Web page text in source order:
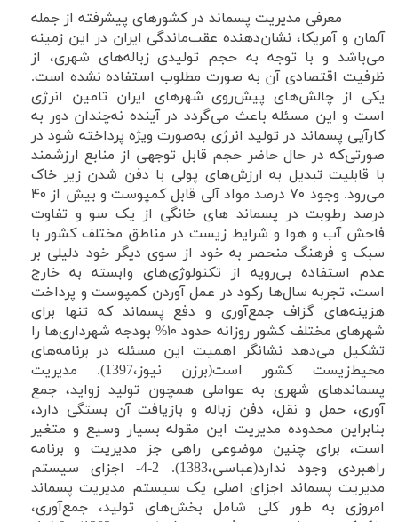
معرفی مدیریت پسماند در کشورهای پیشرفته از جمله
آلمان و آمریکا، نشان‌دهنده عقب‌ماندگی ایران در این زمینه
می‌باشد و با توجه به حجم تولیدی زباله‌های شهری، از
ظرفیت اقتصادی آن به صورت مطلوب استفاده نشده است.
یکی از چالش‌های پیش‌روی شهرهای ایران تامین انرژی
است و این مسئله باعث می‌گردد در آینده نه‌چندان دور به
کارآیی پسماند در تولید انرژی به‌صورت ویژه پرداخته شود در
صورتی‌که در حال حاضر حجم قابل توجهی از منابع ارزشمند
با قابلیت تبدیل به ارزش‌های پولی با دفن شدن زیر خاک
می‌رود. وجود ۷۰درصد مواد آلی قابل کمپوست و بیش از ۴۰
درصد رطوبت در پسماند های خانگی از یک سو و تفاوت
فاحش آب و هوا و شرایط زیست در مناطق مختلف کشور با
سبک و فرهنگ منحصر به خود از سوی دیگر خود دلیلی بر
عدم استفاده بی‌رویه از تکنولوژی‌های وابسته به خارج
است، تجربه سال‌ها رکود در عمل آوردن کمپوست و پرداخت
هزینه‌های گزاف جمع‌آوری و دفع پسماند که تنها برای
شهرهای مختلف کشور روزانه حدود ۱۰%
بودجه شهرداری‌ها را
تشکیل می‌دهد نشانگر اهمیت این مسئله در برنامه‌های
محیط‌زیست کشور است(برزن نیوز،1397). مدیریت
پسماندهای شهری به عواملی همچون تولید زواید، جمع
آوری، حمل و نقل، دفن زباله و بازیافت آن بستگی دارد،
بنابراین محدوده مدیریت این مقوله بسیار وسیع و متغیر
است، برای چنین موضوعی راهی جز مدیریت و برنامه
راهبردی وجود ندارد(عباسی،1383). 2-4- اجزای سیستم
مدیریت پسماند اﺟﺰای اﺻﻠﯽ ﯾﮏ ﺳﯿﺴﺘﻢ ﻣﺪﯾﺮﯾﺖ ﭘﺴﻤﺎﻧﺪ
اﻣﺮوزی ﺑﻪ ﻃﻮر ﮐﻠﯽ ﺷﺎﻣﻞ بخش‌های ﺗﻮﻟﯿﺪ، ﺟﻤﻊآوری،